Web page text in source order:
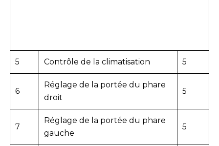
5 Contrôle de la climatisation 5
6
Réglage de la portée du phare
droit
5
7
Réglage de la portée du phare
gauche
5